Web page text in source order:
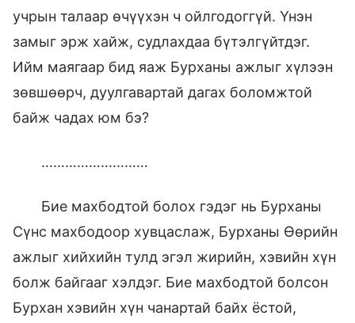
учрын талаар өчүүхэн ч ойлгодоггүй. Үнэн
замыг эрж хайж, судлахдаа бүтэлгүйтдэг.
Ийм маягаар бид яаж Бурханы ажлыг хүлээн
зөвшөөрч, дуулгавартай дагах боломжтой
байж чадах юм бэ?
………………………
Бие махбодтой болох гэдэг нь Бурханы
Сүнс махбодоор хувцаслаж, Бурханы Өөрийн
ажлыг хийхийн тулд эгэл жирийн, хэвийн хүн
болж байгааг хэлдэг. Бие махбодтой болсон
Бурхан хэвийн хүн чанартай байх ёстой,